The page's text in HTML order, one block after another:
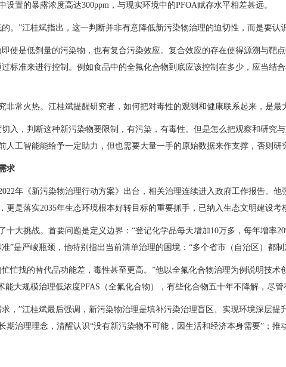
置的暴露浓度高达300ppm，与现实环境中的PFOA赋存水平相差甚远。
。”江桂斌指出，这一判断并非有意降低新污染物治理的迫切性，而是要认
使是低剂量的污染物，也有复合污染效应。复合效应的存在使得源溯与靶
标准来进行控制。例如食品中的全氟化合物到底应该控制在多少，应当结
常火热。江桂斌提醒研究者，如何把对毒性的观测和健康联系起来，是最
入，判断这种新污染物要限制，有污染，有毒性。但是怎么把观察和研究
工智能能给予一定助力，但也需要大量一手的原始数据来作支撑，否则研
求
年《新污染物治理行动方案》出台，相关治理连续进入政府工作报告。
是落实2035年生态环境根本好转目标的重要抓手，已纳入生态文明建设考
大挑战。首要问题是定义边界：“登记化学品每天增加10万多，每年增率
”是严峻瓶颈，他特别指出当前清单治理的困境：“多个省市（自治区）都
忙找的替代品功能差，毒性甚至更高。”他以全氟化合物治理为例说明技
能大规模治理低浓度PFAS（全氟化合物），有些化合物五十年不降解，尽
，”江桂斌最后强调，新污染物治理是填补污染治理盲区、实现环境深层
治理理念，清醒认识“没有新污染物不可能，因生活和经济本身需要”；推